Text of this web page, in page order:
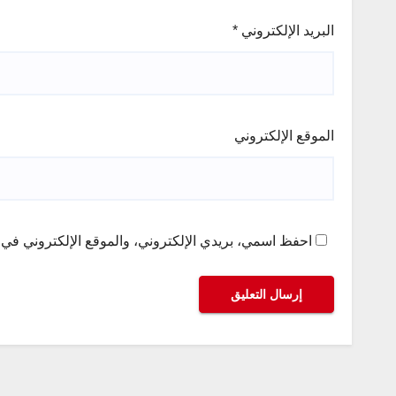
البريد الإلكتروني *
الموقع الإلكتروني
احفظ اسمي، بريدي الإلكتروني، والموقع الإلكتروني